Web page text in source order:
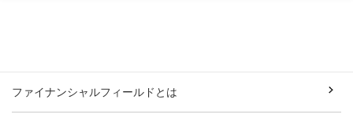
ファイナンシャルフィールドとは